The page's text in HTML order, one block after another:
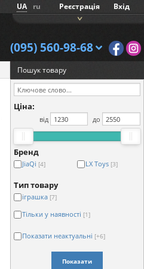
UA ru Реєстрація Вхід
(095) 560-98-68
Пошук товару
Ціна:
від до
Бренд
JiaQi [4] LX Toys [3]
Тип товару
іграшка [7]
Тільки у наявності [1]
Показати неактуальні [+6]
Показати